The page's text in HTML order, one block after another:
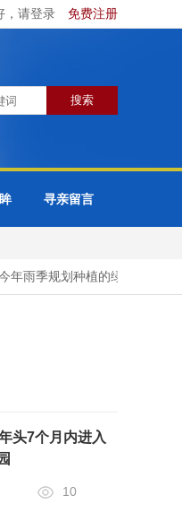
，请登录 免费注册
寻亲留言
雨季规划种植的绿豆作物已种
头7个月内进入
10